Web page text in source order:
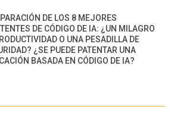
DE LOS 8 MEJORES
DE CÓDIGO DE IA: ¿UN MILAGRO
O UNA PESADILLA DE
¿SE PUEDE PATENTAR UNA
BASADA EN CÓDIGO DE IA?